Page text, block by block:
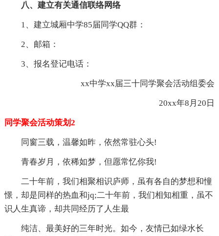
八、建立有关通信联络网络
1、建立城厢中学85届同学QQ群：
2、邮箱：
3、报名登记电话：
xx中学xx届三十同学聚会活动组委会
20xx年8月20日
同学聚会活动策划2
同窗三载，温馨如昨，依然常驻心头!
青春岁月，依稀如梦，但愿常忆你我!
二十年前，我们相聚相识庐师，虽有各自的梦想和憧
憬，却是同样的热血和jq;二十年前，我们相知相重，虽不
识人生真谛，却共同经历了人生最
纯洁、最美好的三年时光。如今，友情已如绿水长